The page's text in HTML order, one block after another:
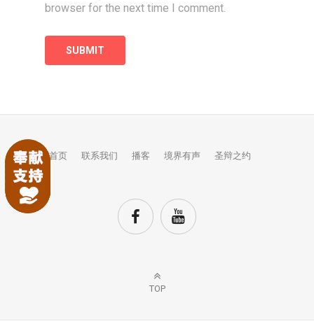
browser for the next time I comment.
首页 联系我们 播客 境界有声 圣辩之约
TOP